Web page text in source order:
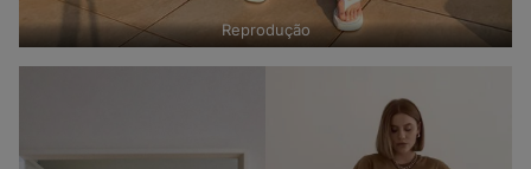
Reprodução